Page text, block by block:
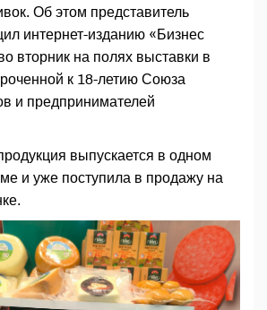
Об этом представитель
интернет-изданию «Бизнес
вторник на полях выставки в
к 18-летию Союза
и предпринимателей
выпускается в одном
и уже поступила в продажу на